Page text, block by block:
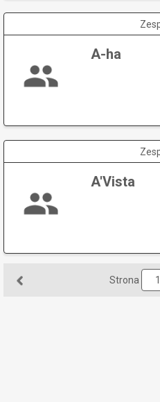
A-ha
A'Vista
Strona